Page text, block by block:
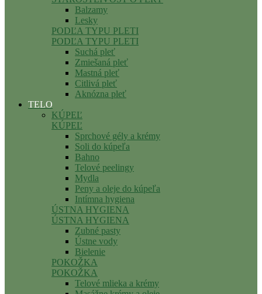
Balzamy
Lesky
PODĽA TYPU PLETI
PODĽA TYPU PLETI
Suchá pleť
Zmiešaná pleť
Mastná pleť
Citlivá pleť
Aknózna pleť
TELO
KÚPEĽ
KÚPEĽ
Sprchové gély a krémy
Soli do kúpeľa
Bahno
Telové peelingy
Mydla
Peny a oleje do kúpeľa
Intímna hygiena
ÚSTNA HYGIENA
ÚSTNA HYGIENA
Zubné pasty
Ústne vody
Bielenie
POKOŽKA
POKOŽKA
Telové mlieka a krémy